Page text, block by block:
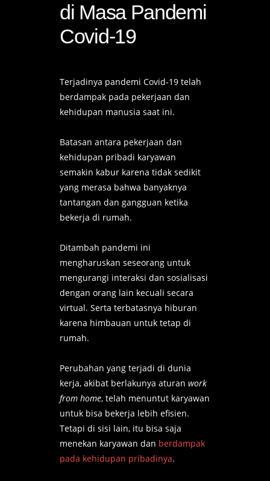
di Masa Pandemi
Covid-19
Terjadinya pandemi Covid-19 telah
berdampak pada pekerjaan dan
kehidupan manusia saat ini.
Batasan antara pekerjaan dan
kehidupan pribadi karyawan
semakin kabur karena tidak sedikit
yang merasa bahwa banyaknya
tantangan dan gangguan ketika
bekerja di rumah.
Ditambah pandemi ini
mengharuskan seseorang untuk
mengurangi interaksi dan sosialisasi
dengan orang lain kecuali secara
virtual. Serta terbatasnya hiburan
karena himbauan untuk tetap di
rumah.
Perubahan yang terjadi di dunia
kerja, akibat berlakunya aturan work
from home, telah menuntut karyawan
untuk bisa bekerja lebih efisien.
Tetapi di sisi lain, itu bisa saja
menekan karyawan dan berdampak
pada kehidupan pribadinya.